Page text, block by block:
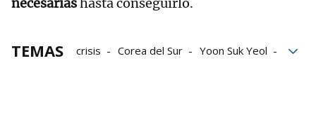
TEMAS crisis Corea del Sur
Yoon Suk Yeol